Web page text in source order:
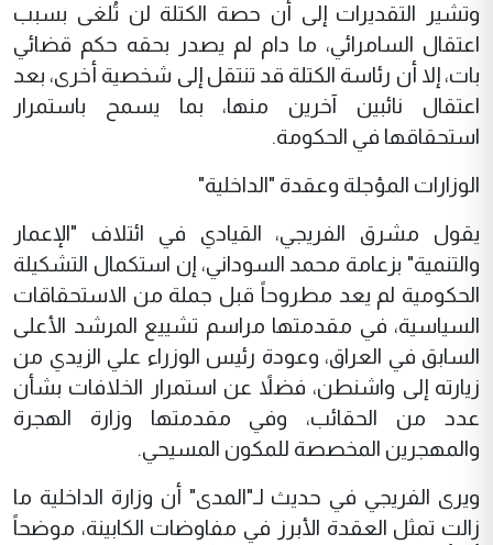
وتشير التقديرات إلى أن حصة الكتلة لن تُلغى بسبب
اعتقال السامرائي، ما دام لم يصدر بحقه حكم قضائي
بات، إلا أن رئاسة الكتلة قد تنتقل إلى شخصية أخرى، بعد
اعتقال نائبين آخرين منها، بما يسمح باستمرار
استحقاقها في الحكومة.
الوزارات المؤجلة وعقدة "الداخلية"
يقول مشرق الفريجي، القيادي في ائتلاف "الإعمار
والتنمية" بزعامة محمد السوداني، إن استكمال التشكيلة
الحكومية لم يعد مطروحاً قبل جملة من الاستحقاقات
السياسية، في مقدمتها مراسم تشييع المرشد الأعلى
السابق في العراق، وعودة رئيس الوزراء علي الزيدي من
زيارته إلى واشنطن، فضلاً عن استمرار الخلافات بشأن
عدد من الحقائب، وفي مقدمتها وزارة الهجرة
والمهجرين المخصصة للمكون المسيحي.
ويرى الفريجي في حديث لـ"المدى" أن وزارة الداخلية ما
زالت تمثل العقدة الأبرز في مفاوضات الكابينة، موضحاً